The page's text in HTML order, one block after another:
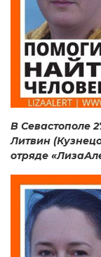
В Севастополе
Литвин
отряде